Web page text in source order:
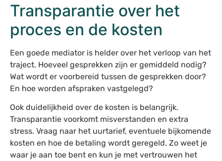
Transparantie over het
proces en de kosten
Een goede mediator is helder over het verloop van het
traject. Hoeveel gesprekken zijn er gemiddeld nodig?
Wat wordt er voorbereid tussen de gesprekken door?
En hoe worden afspraken vastgelegd?
Ook duidelijkheid over de kosten is belangrijk.
Transparantie voorkomt misverstanden en extra
stress. Vraag naar het uurtarief, eventuele bijkomende
kosten en hoe de betaling wordt geregeld. Zo weet je
waar je aan toe bent en kun je met vertrouwen het